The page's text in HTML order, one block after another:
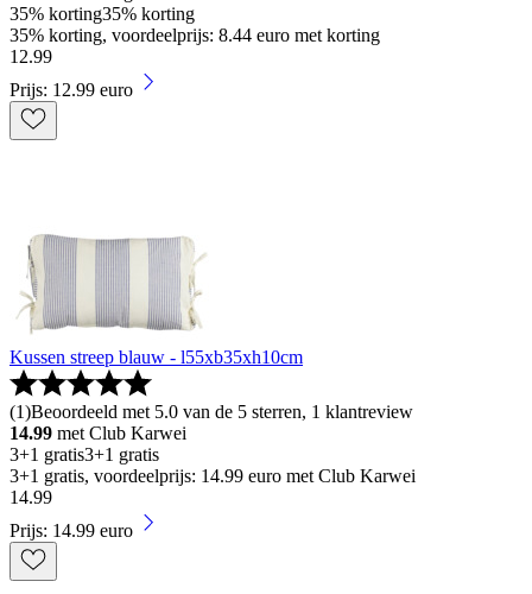
35% korting35% korting
35% korting, voordeelprijs: 8.44 euro met korting
12.99
Prijs: 12.99 euro
Kussen streep blauw - l55xb35xh10cm
(1)Beoordeeld met 5.0 van de 5 sterren, 1 klantreview
14.99 met Club Karwei
3+1 gratis3+1 gratis
3+1 gratis, voordeelprijs: 14.99 euro met Club Karwei
14.99
Prijs: 14.99 euro